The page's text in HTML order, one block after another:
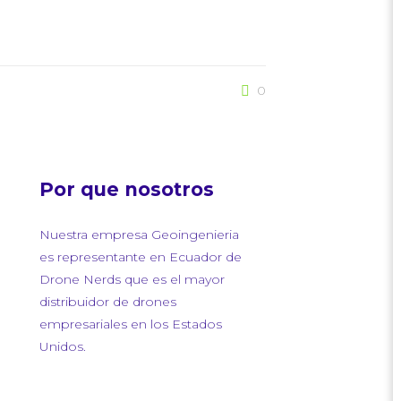
0
Por que nosotros
Nuestra empresa Geoingenieria
es representante en Ecuador de
Drone Nerds que es el mayor
distribuidor de drones
empresariales en los Estados
Unidos.